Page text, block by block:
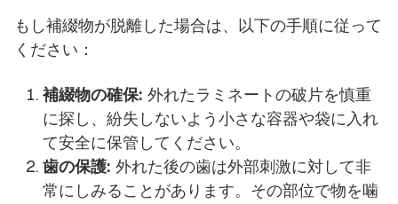
もし補綴物が脱離した場合は、以下の手順に従って
ください：
補綴物の確保: 外れたラミネートの破片を慎重
に探し、紛失しないよう小さな容器や袋に入れ
て安全に保管してください。
歯の保護: 外れた後の歯は外部刺激に対して非
常にしみることがあります。その部位で物を噛